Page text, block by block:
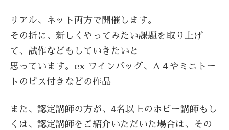
リアル、ネット両方で開催します。
その折に、新しくやってみたい課題を取り上げ
て、試作などもしていきたいと
思っています。ex ワインバッグ、A４やミニトー
トのビス付きなどの作品
また、認定講師の方が、4名以上のホビー講師もし
くは、認定講師をご紹介いただいた場合は、その